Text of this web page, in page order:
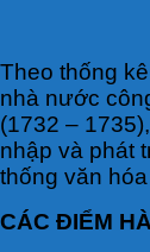
Theo thống
nhà nước
(1732 –
nhập và phát
thống văn
CÁC ĐIỂM